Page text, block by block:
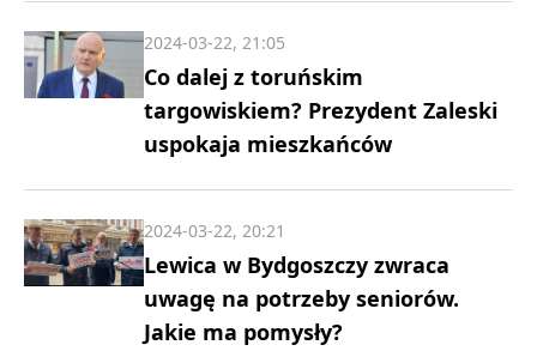
Co dalej z toruńskim
targowiskiem? Prezydent Zaleski
uspokaja mieszkańców
2024-03-22, 21:05
Lewica w Bydgoszczy zwraca
uwagę na potrzeby seniorów.
Jakie ma pomysły?
2024-03-22, 20:21